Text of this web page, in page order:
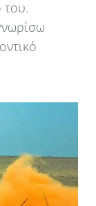
του.